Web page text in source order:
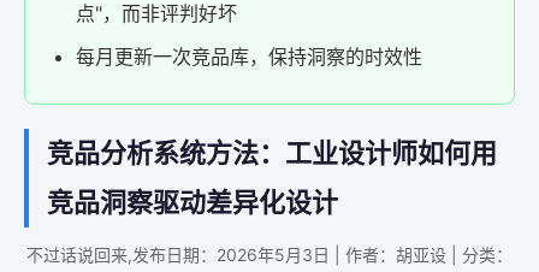
点"，而非评判好坏
每月更新一次竞品库，保持洞察的时效性
竞品分析系统方法：工业设计师如何用
竞品洞察驱动差异化设计
不过话说回来,发布日期：2026年5月3日 | 作者：胡亚设 | 分类：